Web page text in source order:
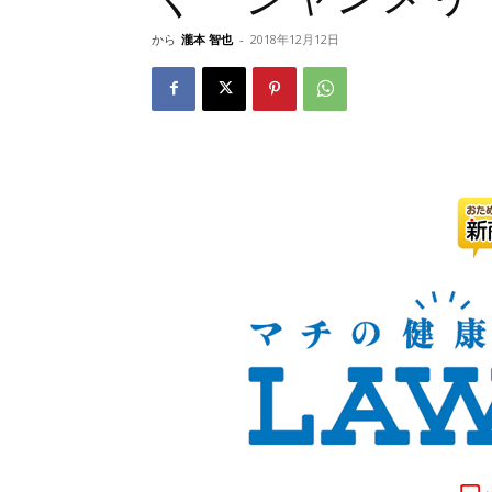
から 瀧本 智也 - 2018年12月12日